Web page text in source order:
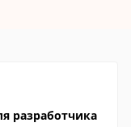
разработчика